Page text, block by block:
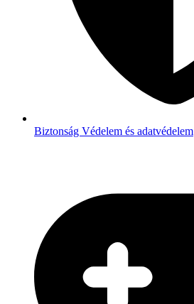
Biztonság Védelem és adatvédelem